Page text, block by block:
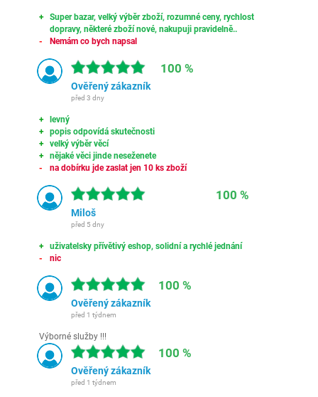
Super bazar, velký výběr zboží, rozumné ceny, rychlost
dopravy, některé zboží nové, nakupuji pravidelně..
Nemám co bych napsal
100 %
Ověřený zákazník
před 3 dny
levný
popis odpovídá skutečnosti
velký výběr věcí
nějaké věci jinde neseženete
na dobírku jde zaslat jen 10 ks zboží
100 %
Miloš
před 5 dny
uživatelsky přívětivý eshop, solidní a rychlé jednání
nic
100 %
Ověřený zákazník
před 1 týdnem
Výborné služby !!!
100 %
Ověřený zákazník
před 1 týdnem